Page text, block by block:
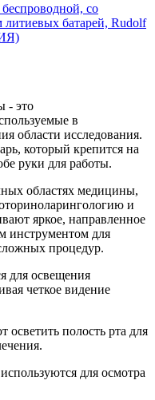
со
батарей, Rudolf
- это
в
области исследования.
который крепится на
руки для работы.
областях медицины,
и
яркое, направленное
инструментом для
процедур.
для освещения
четкое видение
полость рта для
для осмотра